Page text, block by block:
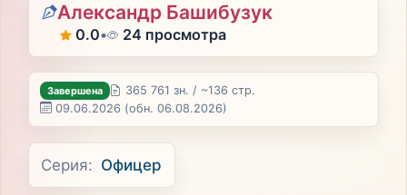
Александр Башибузук
0.0• 24 просмотра
Завершена
365 761 зн. / ~136 стр.
09.06.2026 (обн. 06.08.2026)
Серия: Офицер